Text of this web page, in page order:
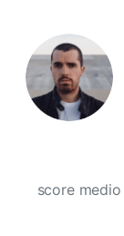
score medio